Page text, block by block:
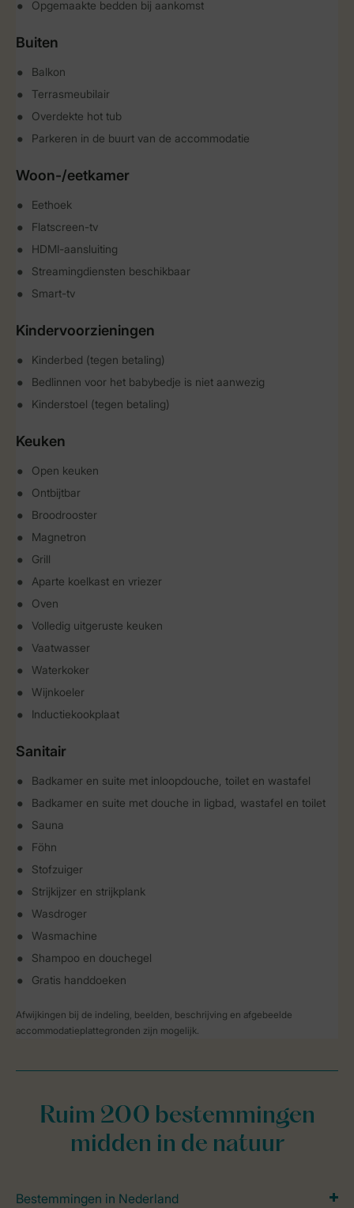
Opgemaakte bedden bij aankomst
Buiten
Balkon
Terrasmeubilair
Overdekte hot tub
Parkeren in de buurt van de accommodatie
Woon-/eetkamer
Eethoek
Flatscreen-tv
HDMI-aansluiting
Streamingdiensten beschikbaar
Smart-tv
Kindervoorzieningen
Kinderbed (tegen betaling)
Bedlinnen voor het babybedje is niet aanwezig
Kinderstoel (tegen betaling)
Keuken
Open keuken
Ontbijtbar
Broodrooster
Magnetron
Grill
Aparte koelkast en vriezer
Oven
Volledig uitgeruste keuken
Vaatwasser
Waterkoker
Wijnkoeler
Inductiekookplaat
Sanitair
Badkamer en suite met inloopdouche, toilet en wastafel
Badkamer en suite met douche in ligbad, wastafel en toilet
Sauna
Föhn
Stofzuiger
Strijkijzer en strijkplank
Wasdroger
Wasmachine
Shampoo en douchegel
Gratis handdoeken
Afwijkingen bij de indeling, beelden, beschrijving en afgebeelde
accommodatieplattegronden zijn mogelijk.
Ruim 200 bestemmingen
midden in de natuur
Bestemmingen in Nederland